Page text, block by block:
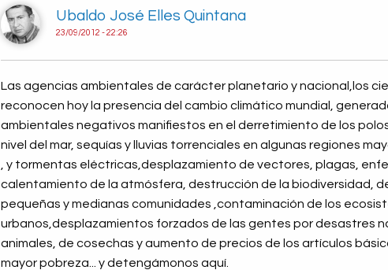
Ubaldo José Elles Quintana
23/09/2012 - 22:26
Las agencias ambientales de carácter planetario y nacional,los
reconocen hoy la presencia del cambio climático mundial,
ambientales negativos manifiestos en el derretimiento de los
nivel del mar, sequías y lluvias torrenciales en algunas regiones
, y tormentas eléctricas,desplazamiento de vectores, plagas,
calentamiento de la atmósfera, destrucción de la biodiversidad,
pequeñas y medianas comunidades ,contaminación de los
urbanos,desplazamientos forzados de las gentes por desastres
animales, de cosechas y aumento de precios de los artículos
mayor pobreza... y detengámonos aquí.